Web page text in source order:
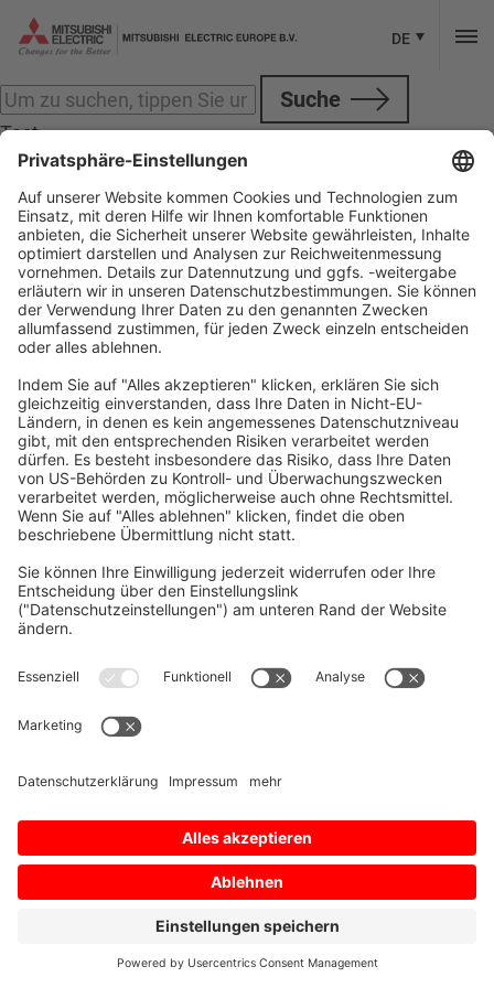
DE
Sorry, nichts anzuzeigen.
Suche
Test
Test
Folgen Sie Mitsubishi Electric
Unsere offiziellen Social Media Accounts
Impressum
Nutzungsbedingungen
Datenschutz­bestimmungen
Datenschutzeinstellungen
Sitemap
© 2026 Mitsubishi Electric Europe B.V.